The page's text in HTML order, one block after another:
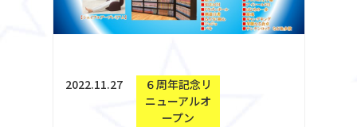
2022.11.27
６周年記念リ
ニューアルオ
ープン